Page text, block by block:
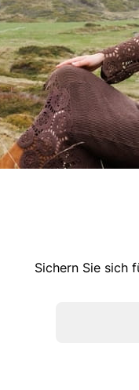
Sichern Sie sich